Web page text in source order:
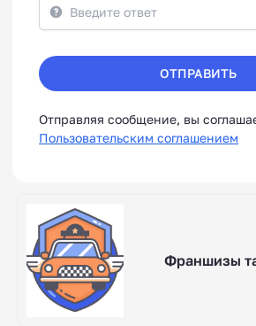
ОТПРАВИТЬ
Отправляя сообщение, вы
Пользовательским соглашением
Франшизы